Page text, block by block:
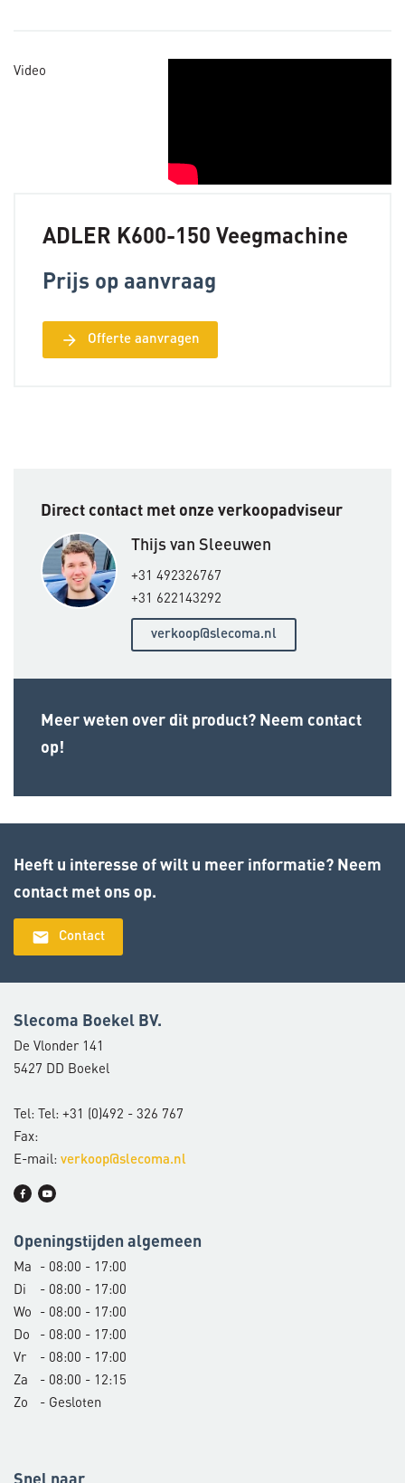
Video
ADLER K600-150 Veegmachine
Prijs op aanvraag
arrow_forward Offerte aanvragen
Meer weten over dit product? Neem contact
op!
Direct contact met onze verkoopadviseur
Thijs van Sleeuwen
+31 492326767
+31 622143292
verkoop@slecoma.nl
Heeft u interesse of wilt u meer informatie? Neem
contact met ons op.
email Contact
Slecoma Boekel BV.
De Vlonder 141
5427 DD Boekel
Tel: Tel: +31 (0)492 - 326 767
Fax:
E-mail: verkoop@slecoma.nl
Openingstijden algemeen
Ma
- 08:00 - 17:00
Di
- 08:00 - 17:00
Wo
- 08:00 - 17:00
Do
- 08:00 - 17:00
Vr
- 08:00 - 17:00
Za
- 08:00 - 12:15
Zo
- Gesloten
Snel naar